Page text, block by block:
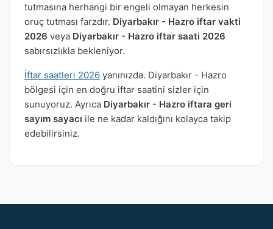
tutmasına herhangi bir engeli olmayan herkesin
oruç tutması farzdır. Diyarbakır - Hazro iftar vakti
2026 veya Diyarbakır - Hazro iftar saati 2026
sabırsızlıkla bekleniyor.
İftar saatleri 2026 yanınızda. Diyarbakır - Hazro
bölgesi için en doğru iftar saatini sizler için
sunuyoruz. Ayrıca Diyarbakır - Hazro iftara geri
sayım sayacı ile ne kadar kaldığını kolayca takip
edebilirsiniz.